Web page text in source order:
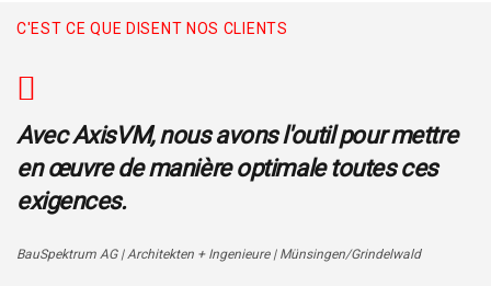
C'EST CE QUE DISENT NOS CLIENTS
Avec AxisVM, nous avons l'outil pour mettre
en œuvre de manière optimale toutes ces
exigences.
BauSpektrum AG | Architekten + Ingenieure | Münsingen/Grindelwald